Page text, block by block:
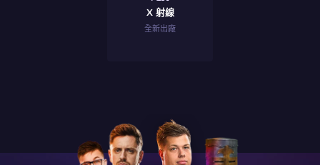
X 射線
全新出廠